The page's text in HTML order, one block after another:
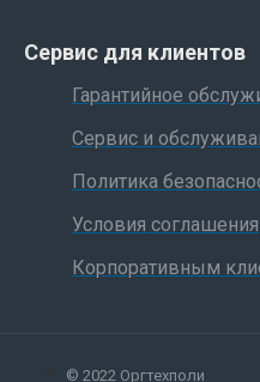
Сервис для клиентов
Гарантийное
Сервис и
Политика
Условия соглашения
Корпоративным
© 2022 Оргтехполи